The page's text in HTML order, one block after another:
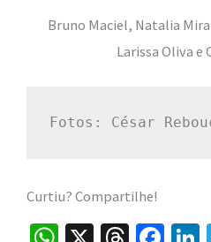
Bruno Maciel, Natalia
Larissa Oliva e
Fotos: César
Curtiu? Compartilhe!